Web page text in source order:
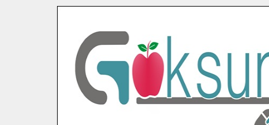
İlçe Jandarma Komutanı Karakaya’dan
Bertiz’in Yeni Köprüsünde Sona Doğru.